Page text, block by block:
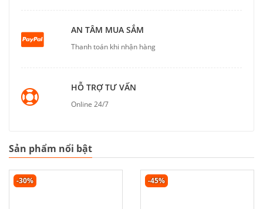
AN TÂM MUA SẮM
Thanh toán khi nhận hàng
HỖ TRỢ TƯ VẤN
Online 24/7
Sản phẩm nổi bật
-30% -45%